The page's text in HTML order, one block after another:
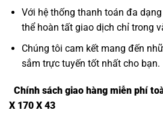
Với hệ thống thanh toán đa
thể hoàn tất giao dịch chỉ trong
Chúng tôi cam kết mang đến
sắm trực tuyến tốt nhất cho bạn.
Chính sách giao hàng miễn phí
X 170 X 43